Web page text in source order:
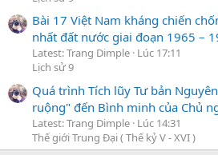
Bài 17 Việt Nam kháng chiến
nhất đất nước giai đoạn 1965 –
Latest: Trang Dimple Lúc 17:11
Lịch sử 9
Quá trình Tích lũy Tư bản
ruộng" đến Bình minh của Chủ
Latest: Trang Dimple Lúc 14:31
Thế giới Trung Đại ( Thế kỷ V - XVI )